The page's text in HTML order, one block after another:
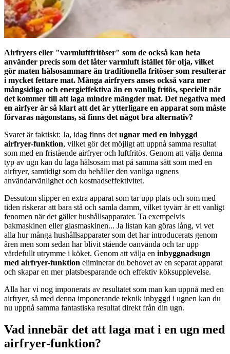
Airfryers eller "varmluftfritöser" som de också kan heta
använder precis som det låter varmluft istället för olja, vilket
gör maten hälsosammare än traditionella fritöser som resulterar
i mycket fettare mat. Många airfryers anses också vara mer
mångsidiga och energieffektiva än en vanlig fritös, speciellt när
det kommer till att laga mindre mängder mat. Det negativa med
en airfyer är så klart att det är ytterligare en apparat som måste
förvaras någonstans, så finns det något bra alternativ?
Svaret är faktiskt: Ja, idag finns det ugnar med en inbyggd
airfryer-funktion, vilket gör det möjligt att uppnå samma resultat
som med en fristående airfryer och luftfritös. Genom att välja denna
typ av ugn kan du laga hälsosam mat på samma sätt som med en
airfryer, samtidigt som du behåller den vanliga ugnens
användarvänlighet och kostnadseffektivitet.
Dessutom slipper en extra apparat som tar upp plats och som med
tiden riskerar att bara stå och samla damm, vilket tyvärr är ett vanligt
fenomen när det gäller hushållsapparater. Ta exempelvis
bakmaskinen eller glasmaskinen... Ja listan kan göras lång, vi vet
alla hur många hushållsapparater som det har introducerats genom
åren men som sedan har blivit stående oanvända och tar upp
värdefullt utrymme i köket. Genom att välja en inbyggnadsugn
med airfryer-funktion eliminerar du behovet av en separat apparat
och skapar en mer platsbesparande och effektiv köksupplevelse.
Alla har vi nog imponerats av resultatet som man kan uppnå med en
airfryer, så med denna imponerande teknik inbyggd i ugnen kan du
nu uppnå samma fantastiska resultat direkt från din ugn.
Vad innebär det att laga mat i en ugn med
airfryer-funktion?